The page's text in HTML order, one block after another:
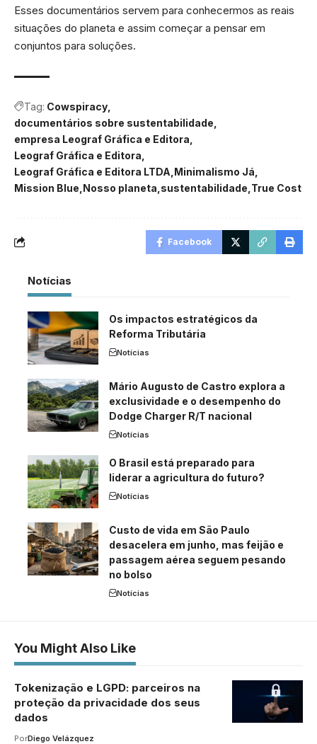
Esses documentários servem para conhecermos as reais
situações do planeta e assim começar a pensar em
conjuntos para soluções.
Tag: Cowspiracy
documentários sobre sustentabilidade
empresa Leograf Gráfica e Editora
Leograf Gráfica e Editora
Leograf Gráfica e Editora LTDA Minimalismo Já
Mission Blue Nosso planeta sustentabilidade True Cost
Facebook
Notícias
Os impactos estratégicos da
Reforma Tributária
Notícias
Mário Augusto de Castro explora a
exclusividade e o desempenho do
Dodge Charger R/T nacional
Notícias
O Brasil está preparado para
liderar a agricultura do futuro?
Notícias
Custo de vida em São Paulo
desacelera em junho, mas feijão e
passagem aérea seguem pesando
no bolso
Notícias
You Might Also Like
Tokenização e LGPD: parceiros na
proteção da privacidade dos seus
dados
PorDiego Velázquez